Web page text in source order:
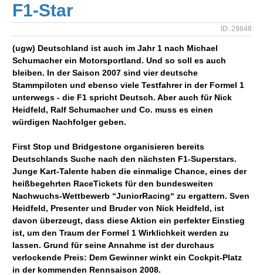
F1-Star
ID: 29848
(ugw) Deutschland ist auch im Jahr 1 nach Michael
Schumacher ein Motorsportland. Und so soll es auch
bleiben. In der Saison 2007 sind vier deutsche
Stammpiloten und ebenso viele Testfahrer in der Formel 1
unterwegs - die F1 spricht Deutsch. Aber auch für Nick
Heidfeld, Ralf Schumacher und Co. muss es einen
würdigen Nachfolger geben.
First Stop und Bridgestone organisieren bereits
Deutschlands Suche nach den nächsten F1-Superstars.
Junge Kart-Talente haben die einmalige Chance, eines der
heißbegehrten RaceTickets für den bundesweiten
Nachwuchs-Wettbewerb “JuniorRacing“ zu ergattern. Sven
Heidfeld, Presenter und Bruder von Nick Heidfeld, ist
davon überzeugt, dass diese Aktion ein perfekter Einstieg
ist, um den Traum der Formel 1 Wirklichkeit werden zu
lassen. Grund für seine Annahme ist der durchaus
verlockende Preis: Dem Gewinner winkt ein Cockpit-Platz
in der kommenden Rennsaison 2008.